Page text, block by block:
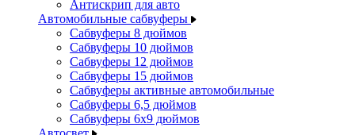
Антискрип для авто
Автомобильные сабвуферы
Сабвуферы 8 дюймов
Сабвуферы 10 дюймов
Сабвуферы 12 дюймов
Сабвуферы 15 дюймов
Сабвуферы активные автомобильные
Сабвуферы 6,5 дюймов
Сабвуферы 6x9 дюймов